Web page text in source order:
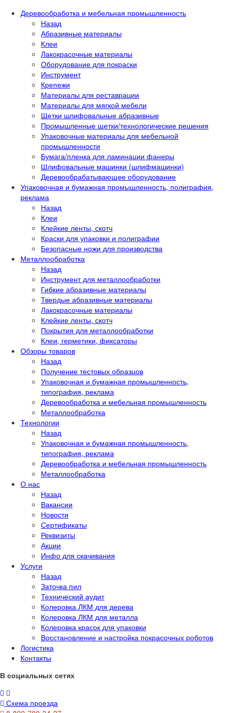
Деревообработка и мебельная промышленность
Назад
Абразивные материалы
Клеи
Лакокрасочные материалы
Оборудование для покраски
Инструмент
Крепежи
Материалы для реставрации
Материалы для мягкой мебели
Щетки шлифовальные абразивные
Промышленные щетки/технологические решения
Упаковочные материалы для мебельной
промышленности
Бумага/пленка для ламинации фанеры
Шлифовальные машинки (шлифмашинки)
Деревообрабатывающее оборудование
Упаковочная и бумажная промышленность, полиграфия,
реклама
Назад
Клеи
Клейкие ленты, скотч
Краски для упаковки и полиграфии
Безопасные ножи для производства
Металлообработка
Назад
Инструмент для металлообработки
Гибкие абразивные материалы
Твердые абразивные материалы
Лакокрасочные материалы
Клейкие ленты, скотч
Покрытия для металлообработки
Клеи, герметики, фиксаторы
Обзоры товаров
Назад
Получение тестовых образцов
Упаковочная и бумажная промышленность,
типография, реклама
Деревообработка и мебельная промышленность
Металлообработка
Технологии
Назад
Упаковочная и бумажная промышленность,
типография, реклама
Деревообработка и мебельная промышленность
Металлообработка
О нас
Назад
Вакансии
Новости
Сертификаты
Реквизиты
Акции
Инфо для скачивания
Услуги
Назад
Заточка пил
Технический аудит
Колеровка ЛКМ для дерева
Колеровка ЛКМ для металла
Колеровка красок для упаковки
Восстановление и настройка покрасочных роботов
Логистика
Контакты
В социальных сетях
Схема проезда